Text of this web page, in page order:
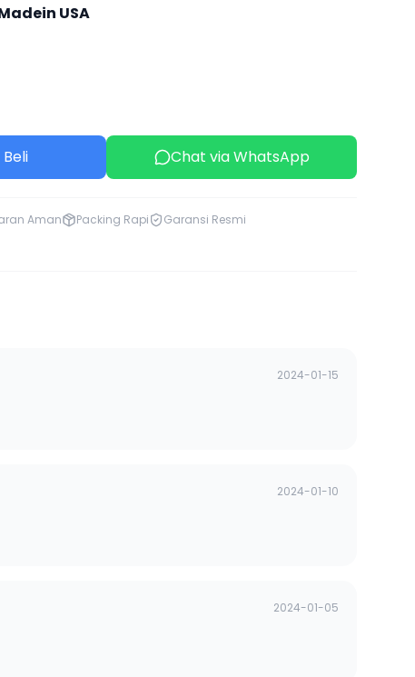
USA
Chat via WhatsApp
Aman Packing Rapi Garansi Resmi
2024-01-15
2024-01-10
2024-01-05